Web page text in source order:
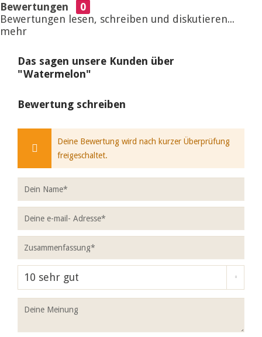
Bewertungen
0
Bewertungen lesen, schreiben und diskutieren...
mehr
Das sagen unsere Kunden über
"Watermelon"
Bewertung schreiben
Deine Bewertung wird nach kurzer Überprüfung
freigeschaltet.